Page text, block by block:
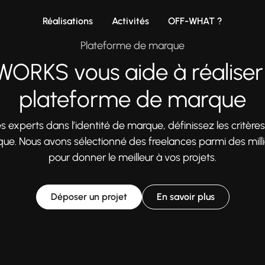
Réalisations Activités OFF-WHAT ?
Plateforme de marque
vous aide à
plateforme de marque
experts dans l’identité de marque, définissez les
Nous avons sélectionné des freelances parmi des
pour donner le meilleur à vos projets.
Déposer un projet En savoir plus